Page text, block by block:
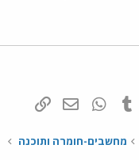
Pinterest
Tumblr
WhatsAppדואר אלקטרוני
מחשבים-חומרה ותוכנה